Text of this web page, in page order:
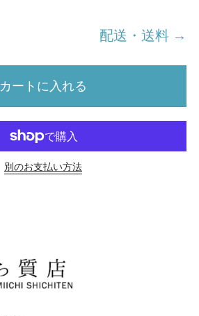
配送・送料 →
カートに入れる
別のお支払い方法